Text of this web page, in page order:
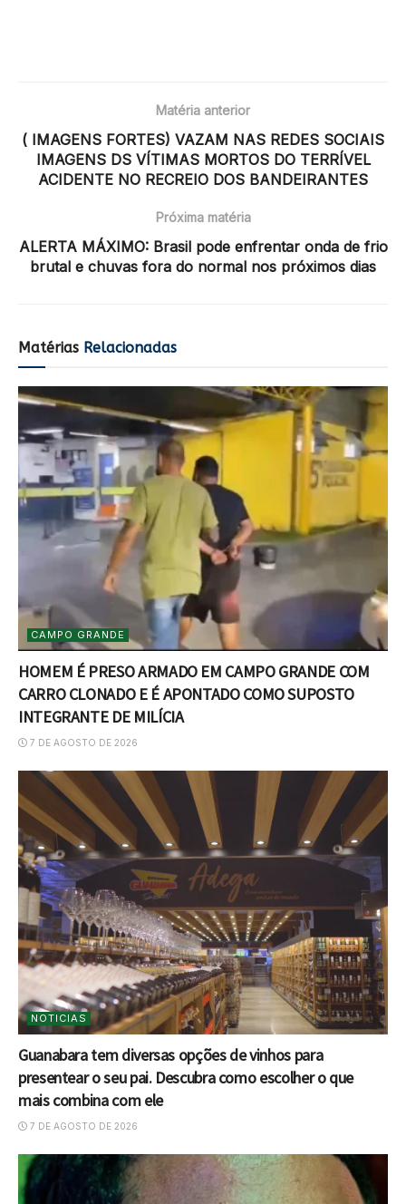
Matéria anterior
( IMAGENS FORTES) VAZAM NAS REDES SOCIAIS
IMAGENS DS VÍTIMAS MORTOS DO TERRÍVEL
ACIDENTE NO RECREIO DOS BANDEIRANTES
Próxima matéria
ALERTA MÁXIMO: Brasil pode enfrentar onda de frio
brutal e chuvas fora do normal nos próximos dias
Matérias Relacionadas
CAMPO GRANDE
HOMEM É PRESO ARMADO EM CAMPO GRANDE COM
CARRO CLONADO E É APONTADO COMO SUPOSTO
INTEGRANTE DE MILÍCIA
7 DE AGOSTO DE 2026
NOTICIAS
Guanabara tem diversas opções de vinhos para
presentear o seu pai. Descubra como escolher o que
mais combina com ele
7 DE AGOSTO DE 2026